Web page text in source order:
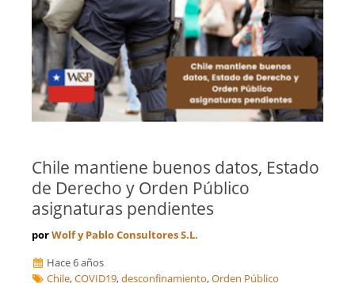
Chile mantiene buenos datos, Estado
de Derecho y Orden Público
asignaturas pendientes
porWolf y Pablo Consultores S.L.
Hace 6 años
Chile,COVID19,desconfinamiento,Orden Público